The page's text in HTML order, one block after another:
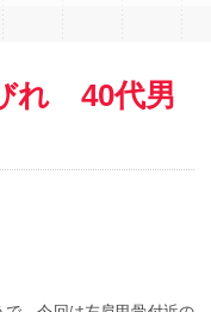
れ 40代男